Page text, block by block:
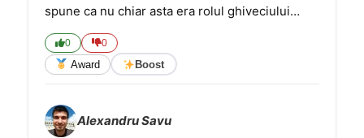
spune ca nu chiar asta era rolul ghiveciului…
0 0
Award Boost
Alexandru Savu